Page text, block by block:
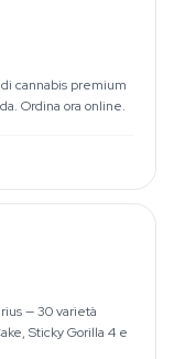
cannabis premium
Ordina ora online.
— 30 varietà
Sticky Gorilla 4 e